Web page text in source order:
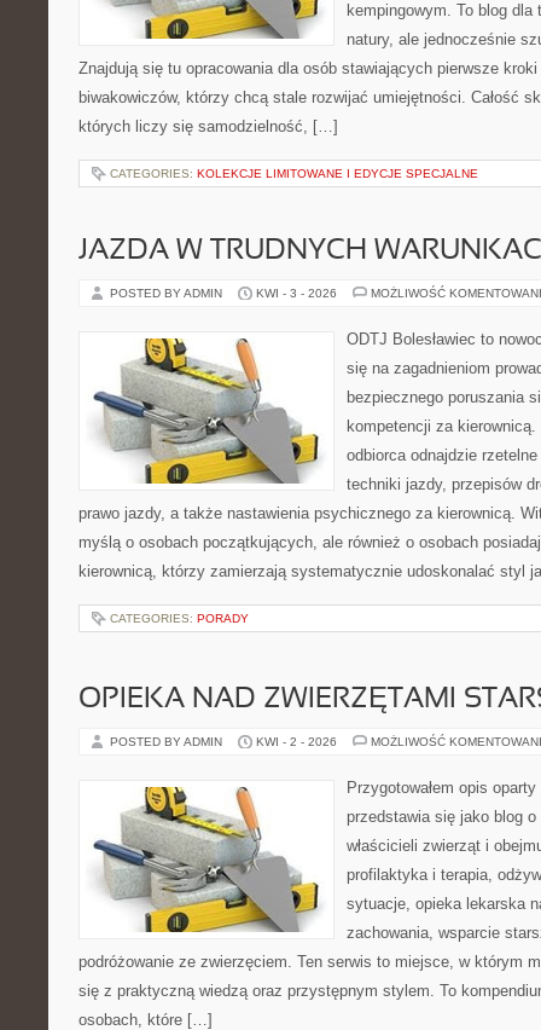
kempingowym. To blog
natury, ale jednocześnie
Znajdują się tu opracowania dla osób stawiających pierwsze
biwakowiczów, którzy chcą stale rozwijać umiejętności. Całość
których liczy się samodzielność, […]
CATEGORIES: KOLEKCJE LIMITOWANE I EDYCJE SPECJALNE
JAZDA W TRUDNYCH
POSTED BY ADMIN KWI - 3 - 2026 MOŻLIWOŚĆ
ODTJ Bolesławiec to
się na zagadnieniom
bezpiecznego poruszania
kompetencji za
odbiorca odnajdzie
techniki jazdy, przepisów
prawo jazdy, a także nastawienia psychicznego za kierownicą.
myślą o osobach początkujących, ale również o osobach
kierownicą, którzy zamierzają systematycznie udoskonalać styl
CATEGORIES: PORADY
OPIEKA NAD ZWIERZĘTAMI
POSTED BY ADMIN KWI - 2 - 2026 MOŻLIWOŚĆ
Przygotowałem opis
przedstawia się jako blog
właścicieli zwierząt i
profilaktyka i terapia,
sytuacje, opieka lekarska
zachowania, wsparcie
podróżowanie ze zwierzęciem. Ten serwis to miejsce, w którym
się z praktyczną wiedzą oraz przystępnym stylem. To
osobach, które […]